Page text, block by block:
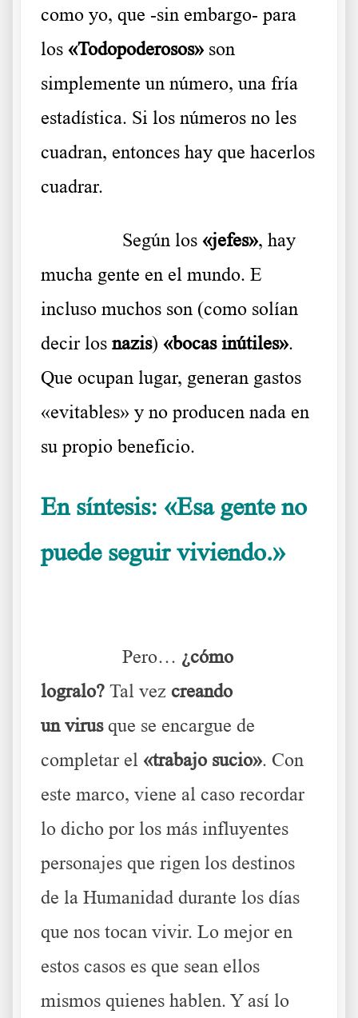
como yo, que -sin embargo- para
los «Todopoderosos»son
simplemente un número, una fría
estadística. Si los números no les
cuadran, entonces hay que hacerlos
cuadrar.
Según los «jefes», hay
mucha gente en el mundo. E
incluso muchos son (como solían
decir los nazis) «bocas inútiles».
Que ocupan lugar, generan gastos
«evitables» y no producen nada en
su propio beneficio.
En síntesis: «Esa gente no
puede seguir viviendo.»Lo
Pero… ¿cómo
logralo? Tal vez creando
un virusque se encargue de
completar el «trabajo sucio». Con
este marco, viene al caso recordar
lo dicho por los más influyentes
personajes que rigen los destinos
de la Humanidad durante los días
que nos tocan vivir. Lo mejor en
estos casos es que sean ellos
mismos quienes hablen. Y así lo